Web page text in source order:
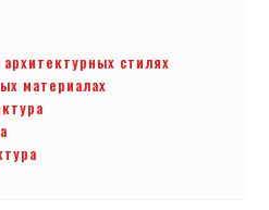
стилях
материалах